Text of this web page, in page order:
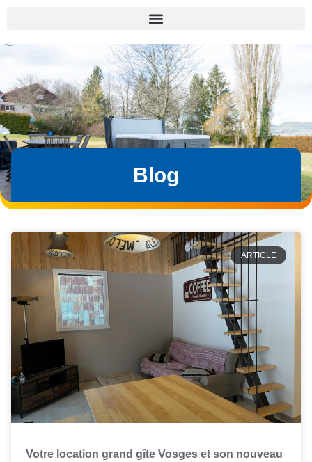
Blog
ARTICLE
Votre location grand gîte Vosges et son nouveau